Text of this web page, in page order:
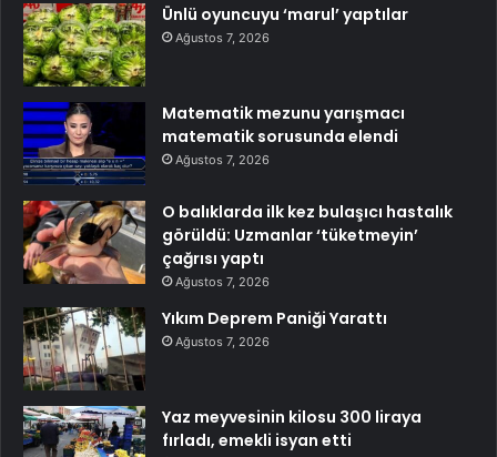
Ünlü oyuncuyu ‘marul’ yaptılar
Ağustos 7, 2026
Matematik mezunu yarışmacı
matematik sorusunda elendi
Ağustos 7, 2026
O balıklarda ilk kez bulaşıcı hastalık
görüldü: Uzmanlar ‘tüketmeyin’
çağrısı yaptı
Ağustos 7, 2026
Yıkım Deprem Paniği Yarattı
Ağustos 7, 2026
Yaz meyvesinin kilosu 300 liraya
fırladı, emekli isyan etti